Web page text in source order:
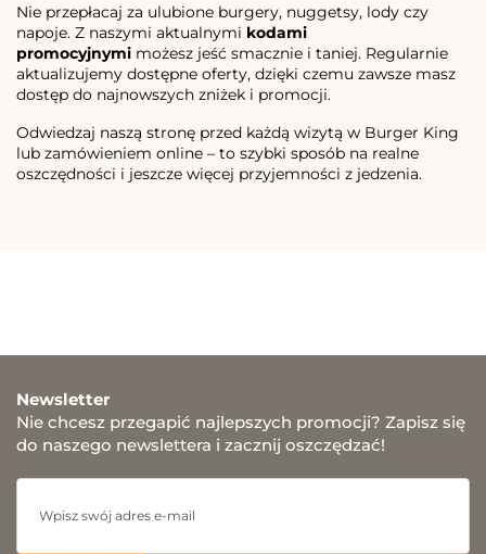
Nie przepłacaj za ulubione burgery, nuggetsy, lody czy
napoje. Z naszymi aktualnymi kodami
promocyjnymi możesz jeść smacznie i taniej. Regularnie
aktualizujemy dostępne oferty, dzięki czemu zawsze masz
dostęp do najnowszych zniżek i promocji.
Odwiedzaj naszą stronę przed każdą wizytą w Burger King
lub zamówieniem online – to szybki sposób na realne
oszczędności i jeszcze więcej przyjemności z jedzenia.
Newsletter
Nie chcesz przegapić najlepszych promocji? Zapisz się
do naszego newslettera i zacznij oszczędzać!